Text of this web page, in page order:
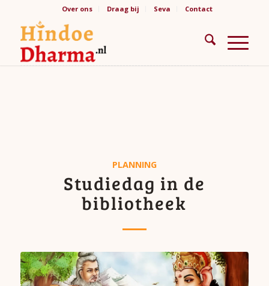
Over ons Draag bij Seva Contact
PLANNING
Studiedag in de
bibliotheek